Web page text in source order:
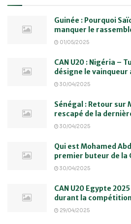
Guinée : Pourquoi
manquer le
01/05/2025
CAN U20 : Nigéria –
désigne le vainqueur
30/04/2025
Sénégal : Retour sur
rescapé de la
30/04/2025
Qui est Mohamed
premier buteur de la
30/04/2025
CAN U20 Egypte
durant la compétition
29/04/2025